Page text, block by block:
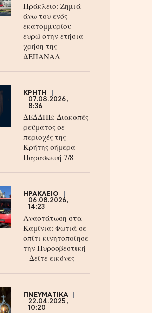
Ηράκλειο: Ζημιά
άνω του ενός
εκατομμυρίου
ευρώ στην ετήσια
χρήση της
ΔΕΠΑΝΑΛ
ΚΡΗΤΗ
07.08.2026,
8:36
ΔΕΔΔΗΕ: Διακοπές
ρεύματος σε
περιοχές της
Κρήτης σήμερα
Παρασκευή 7/8
ΗΡΑΚΛΕΙΟ
06.08.2026,
14:23
Αναστάτωση στα
Καμίνια: Φωτιά σε
σπίτι κινητοποίησε
την Πυροσβεστική
– Δείτε εικόνες
ΠΝΕΥΜΑΤΙΚΑ
22.04.2025,
10:20